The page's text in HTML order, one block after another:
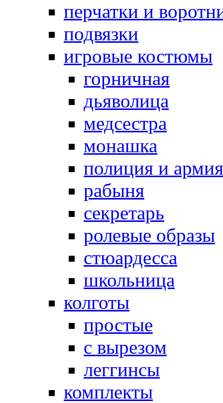
перчатки и
подвязки
игровые костюмы
горничная
дьяволица
медсестра
монашка
полиция и армия
рабыня
секретарь
ролевые образы
стюардесса
школьница
колготы
простые
с вырезом
леггинсы
комплекты